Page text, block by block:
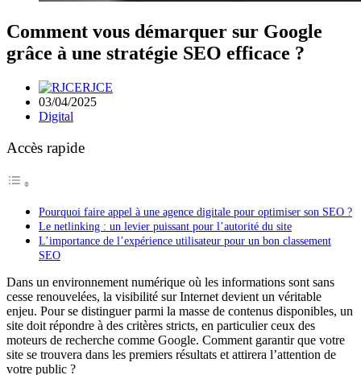
Comment vous démarquer sur Google
grâce à une stratégie SEO efficace ?
RJCE
03/04/2025
Digital
Accès rapide
Pourquoi faire appel à une agence digitale pour optimiser son SEO ?
Le netlinking : un levier puissant pour l’autorité du site
L’importance de l’expérience utilisateur pour un bon classement
SEO
Dans un environnement numérique où les informations sont sans
cesse renouvelées, la visibilité sur Internet devient un véritable
enjeu. Pour se distinguer parmi la masse de contenus disponibles, un
site doit répondre à des critères stricts, en particulier ceux des
moteurs de recherche comme Google. Comment garantir que votre
site se trouvera dans les premiers résultats et attirera l’attention de
votre public ?